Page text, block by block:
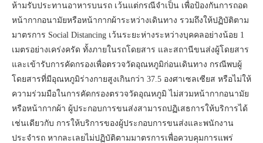
ห้ามรับประทานอาหารบนรถ เว้นแต่กรณีจำเป็น เพื่อป้องกันการถอด
หน้ากากอนามัยหรือหน้ากากผ้าระหว่างเดินทาง รวมถึงให้ปฏิบัติตาม
มาตรการ Social Distancing เว้นระยะห่างระหว่างบุคคลอย่างน้อย 1
เมตรอย่างเคร่งครัด ทั้งภายในรถโดยสาร และสถานีขนส่งผู้โดยสาร
และเข้ารับการคัดกรองเพื่อตรวจวัดอุณหภูมิก่อนเดินทาง กรณีพบผู้
โดยสารที่มีอุณหภูมิร่างกายสูงเกินกว่า 37.5 องศาเซลเซียส หรือไม่ให้
ความร่วมมือในการคัดกรองตรวจวัดอุณหภูมิ ไม่สวมหน้ากากอนามัย
หรือหน้ากากผ้า ผู้ประกอบการขนส่งสามารถปฏิเสธการให้บริการได้
เช่นเดียวกับ การให้บริการของผู้ประกอบการขนส่งและพนักงาน
ประจำรถ หากละเลยไม่ปฏิบัติตามมาตรการเพื่อควบคุมการแพร่